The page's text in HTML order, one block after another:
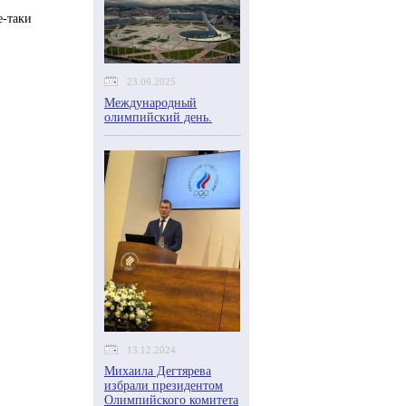
таки
23.06.2025
Международный
олимпийский день.
13.12.2024
Михаила Дегтярева
избрали президентом
Олимпийского комитета